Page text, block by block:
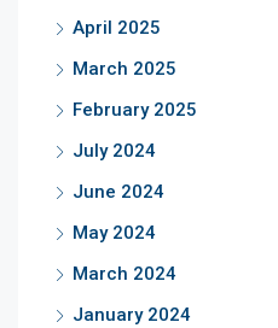
April 2025
March 2025
February 2025
July 2024
June 2024
May 2024
March 2024
January 2024